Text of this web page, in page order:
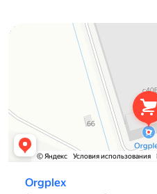
Orgplex
Оргстекло, поликарбонат в Лыткарине
Торговое оборудование в Лыткарине